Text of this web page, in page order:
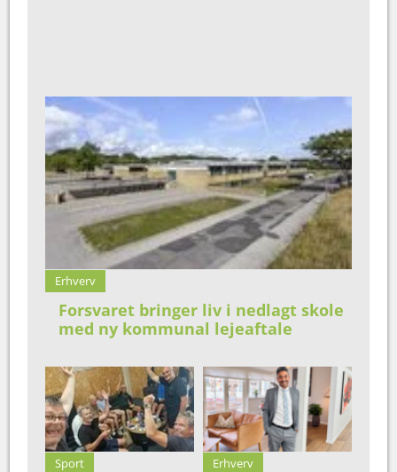
Erhverv
Forsvaret bringer liv i nedlagt skole
med ny kommunal lejeaftale
Sport Erhverv